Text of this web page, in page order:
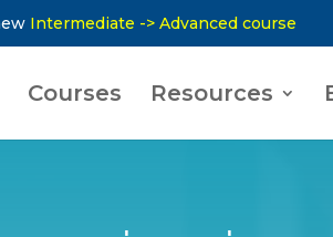
Intermediate -> Advanced course
Courses Resources